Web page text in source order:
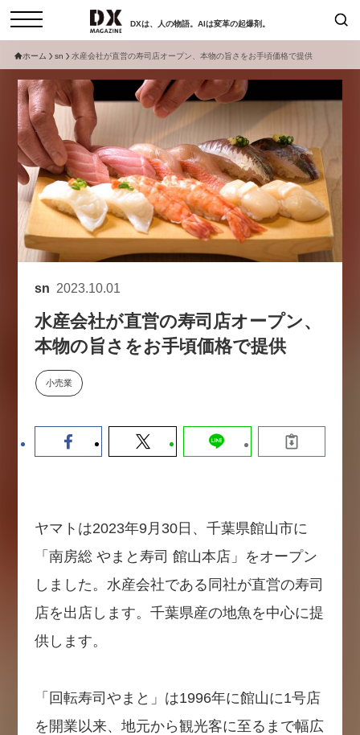
DXは、人の物語。AIは変革の起爆剤。
コラム インタビュー
セミナー
サービスメニュー 日本オムニチャネル協会
トップページ
特集
動画
お問い合わせ
採用情報
検索
現在開催予定のセミナー
【8/12開催】「イノベーションを
数値化する」～投資される事業の
2026-06-10
2026-08-07
ホーム sn 水産会社が直営の寿司店オープン、本物の旨さをお手頃価格で提供
sn 2023.10.01
水産会社が直営の寿司店オープン、
本物の旨さをお手頃価格で提供
小売業
ヤマトは2023年9月30日、千葉県館山市に
「南房総 やまと寿司 館山本店」をオープン
しました。水産会社である同社が直営の寿司
店を出店します。千葉県産の地魚を中心に提
供します。
「回転寿司やまと」は1996年に館山に1号店
を開業以来、地元から観光客に至るまで幅広